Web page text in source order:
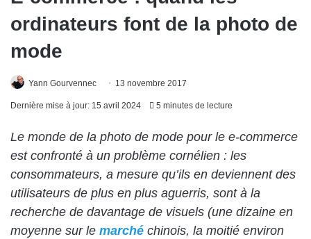
ordinateurs font de la photo de
mode
Yann Gourvennec 13 novembre 2017
Dernière mise à jour: 15 avril 2024 5 minutes de lecture
Le monde de la photo de mode pour le e-commerce
est confronté à un problème cornélien : les
consommateurs, a mesure qu’ils en deviennent des
utilisateurs de plus en plus aguerris, sont à la
recherche de davantage de visuels (une dizaine en
moyenne sur le marché chinois, la moitié environ